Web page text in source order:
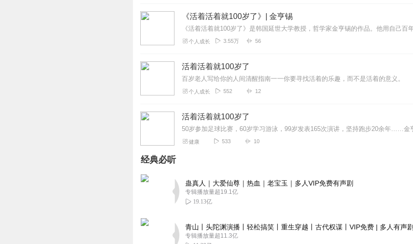
《活着活着就100岁了》| 金亨锡
个人成长 3.55万 56
活着活着就100岁了
百岁老人写给你的人间清醒指南一一你要寻找活着的乐趣，而不是活着的意义。
个人成长 552 12
活着活着就100岁了
健康 533 10
经典必听
蛊真人｜大爱仙尊｜热血｜老宝玉｜多人VIP免费有声剧
专辑播放量超19.1亿
19.13亿
青山丨头陀渊演播丨轻松搞笑丨重生穿越丨古代权谋丨VIP免费 | 多人有声剧
专辑播放量超11.3亿